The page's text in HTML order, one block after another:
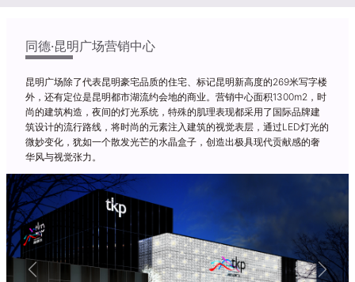
同德·昆明广场营销中心
昆明广场除了代表昆明豪宅品质的住宅、标记昆明新高度的269米写字楼
外，还有定位是昆明都市湖流约会地的商业。营销中心面积1300m2，时
尚的建筑构造，夜间的灯光系统，特殊的肌理表现都采用了国际品牌建
筑设计的流行路线，将时尚的元素注入建筑的视觉表层，通过LED灯光的
微妙变化，犹如一个散发光芒的水晶盒子，创造出极具现代贡献感的奢
华风与视觉张力。
Previous Next